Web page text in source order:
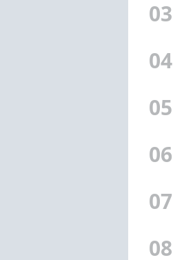
03
04
05
06
07
08